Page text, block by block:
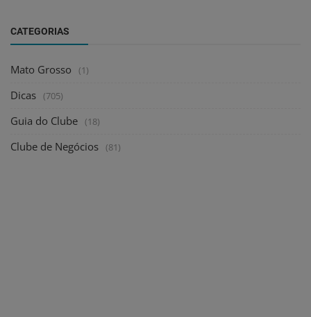
CATEGORIAS
Mato Grosso (1)
Dicas (705)
Guia do Clube (18)
Clube de Negócios (81)